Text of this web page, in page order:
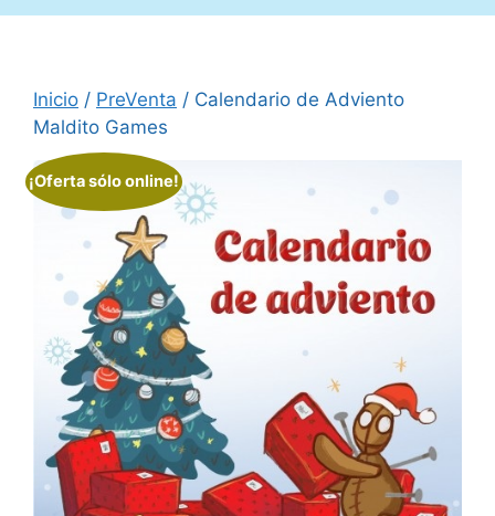
Inicio / PreVenta / Calendario de Adviento
Maldito Games
¡Oferta sólo online!